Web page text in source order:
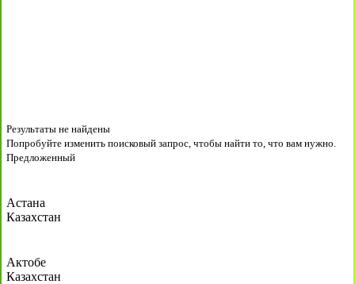
Результаты не найдены
Попробуйте изменить поисковый запрос, чтобы найти то, что вам нужно.
Предложенный
Астана
Казахстан
Актобе
Казахстан